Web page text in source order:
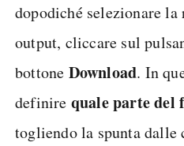
dopodiché selezionare
output, cliccare sul
bottone Download. In
definire quale parte del
togliendo la spunta